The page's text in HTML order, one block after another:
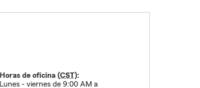
Horas de oficina (CST):
Lunes - viernes de 9:00 AM a